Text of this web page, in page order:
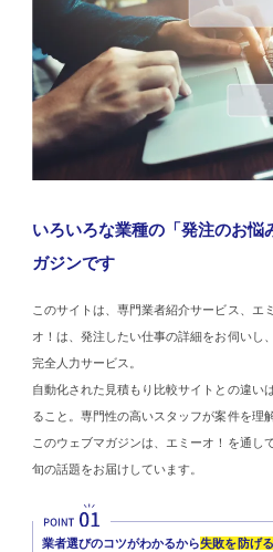
いろいろな業種の「発注のお悩
ガジンです
このサイトは、専門業者紹介サービス、エ
オ！は、発注したい仕事の詳細をお伺いし
完全人力サービス。
自動化された見積もり比較サイトとの違い
ること。専門性の高いスタッフが案件を理
このウェブマガジンは、エミーオ！を通し
旬の話題をお届けしています。
業者選びのコツがわかるから失敗を防げる